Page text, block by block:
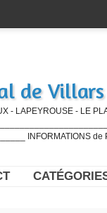
de
- LAPEYROUSE - LE
INFORMATIONS de